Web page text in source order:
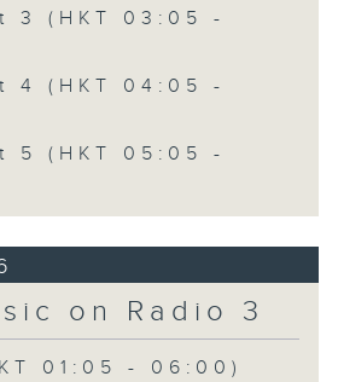
3 (HKT 03:05 -
4 (HKT 04:05 -
5 (HKT 05:05 -
on Radio 3
01:05 - 06:00)